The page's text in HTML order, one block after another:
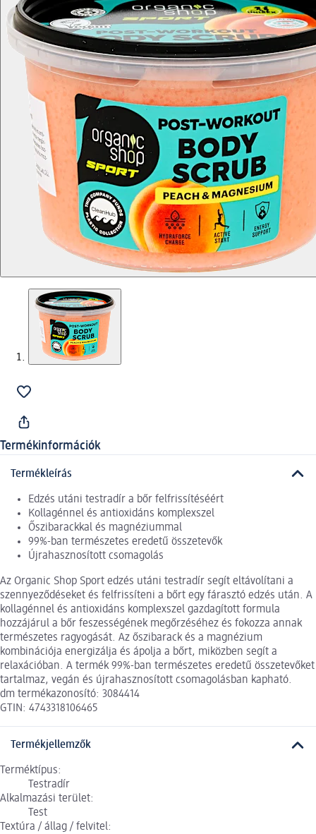
Termékinformációk
Termékleírás
Edzés utáni testradír a bőr felfrissítéséért
Kollagénnel és antioxidáns komplexszel
Őszibarackkal és magnéziummal
99%-ban természetes eredetű összetevők
Újrahasznosított csomagolás
Az Organic Shop Sport edzés utáni testradír segít eltávolítani a
szennyeződéseket és felfrissíteni a bőrt egy fárasztó edzés után. A
kollagénnel és antioxidáns komplexszel gazdagított formula
hozzájárul a bőr feszességének megőrzéséhez és fokozza annak
természetes ragyogását. Az őszibarack és a magnézium
kombinációja energizálja és ápolja a bőrt, miközben segít a
relaxációban. A termék 99%-ban természetes eredetű összetevőket
tartalmaz, vegán és újrahasznosított csomagolásban kapható.
dm termékazonosító: 3084414
GTIN: 4743318106465
Termékjellemzők
Terméktípus:
Testradír
Alkalmazási terület:
Test
Textúra / állag / felvitel: